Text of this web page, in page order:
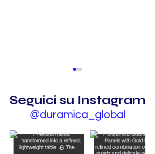
Superficie In Pietra
Seguici su Instagram
@duramica_global